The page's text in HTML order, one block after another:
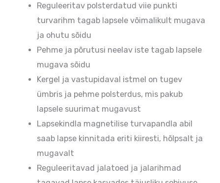
Reguleeritav polsterdatud viie punkti
turvarihm tagab lapsele võimalikult mugava
ja ohutu sõidu
Pehme ja põrutusi neelav iste tagab lapsele
mugava sõidu
Kergel ja vastupidaval istmel on tugev
ümbris ja pehme polsterdus, mis pakub
lapsele suurimat mugavust
Lapsekindla magnetilise turvapandla abil
saab lapse kinnitada eriti kiiresti, hõlpsalt ja
mugavalt
Reguleeritavad jalatoed ja jalarihmad